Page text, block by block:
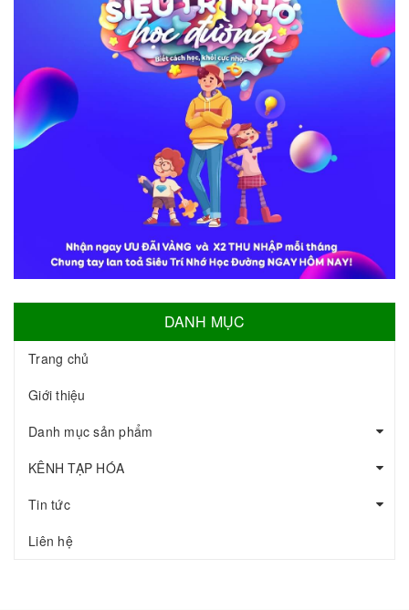
DANH MỤC
Trang chủ
Giới thiệu
Danh mục sản phẩm
KÊNH TẠP HÓA
Tin tức
Liên hệ